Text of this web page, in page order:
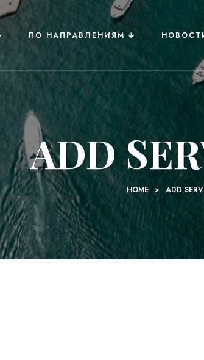
ПО НАПРАВЛЕНИЯМ 🡳
ADD
HOME > ADD